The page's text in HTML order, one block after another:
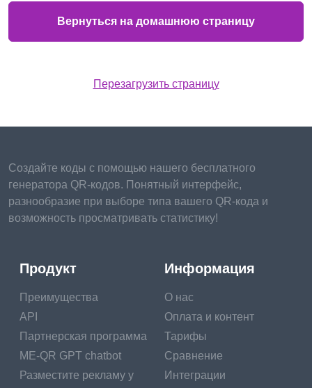
Вернуться на домашнюю страницу
Перезагрузить страницу
Создайте коды с помощью нашего бесплатного
генератора QR-кодов. Понятный интерфейс,
разнообразие при выборе типа вашего QR-кода и
возможность просматривать статистику!
Продукт
Преимущества
API
Партнерская программа
ME-QR GPT chatbot
Разместите рекламу у
Информация
О нас
Оплата и контент
Тарифы
Сравнение
Интеграции